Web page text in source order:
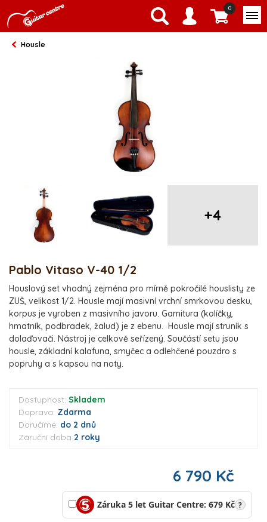
0
Housle
+4
Pablo Vitaso V-40 1/2
Houslový set vhodný zejména pro mírně pokročilé houslisty ze
ZUŠ, velikost 1/2. Housle mají masivní vrchní smrkovou desku,
korpus je vyroben z masivního javoru. Garnitura (kolíčky,
hmatník, podbradek, žalud) je z ebenu. Housle mají struník s
dolaďovači. Nástroj je celkově seřízený. Součástí setu jsou
housle, základní kalafuna, smyčec a odlehčené pouzdro s
popruhy a s kapsou na noty.
Dostupnost: Skladem
Doprava: Zdarma
Doručíme: do 2 dnů
Záruční doba 2 roky
6 790 Kč
Záruka 5 let Guitar Centre: 679 Kč ?